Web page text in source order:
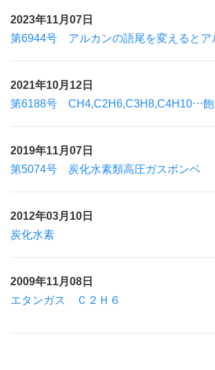
2023年11月07日
第6944号 アルカンの語尾を変えるとア
2021年10月12日
第6188号 CH4,C2H6,C3H8,C4H10…飽
2019年11月07日
第5074号 炭化水素類高圧ガスボンベ
2012年03月10日
炭化水素
2009年11月08日
エタンガス Ｃ２Ｈ６